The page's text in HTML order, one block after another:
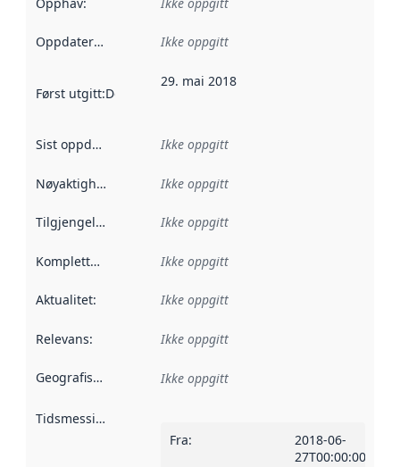
Oppdateringsfrekvens :
Ikke oppgitt
Først utgitt:Denne datoen sier når dataene i dette
29. mai 2018
Sist oppdatert Ikke oppgitt
Nøyaktighet Ikke oppgitt
Tilgjengelighet Ikke oppgitt
Kompletthet Ikke oppgitt
Aktualitet: Ikke oppgitt
Relevans: Ikke oppgitt
Geografisk avgrensning :
Ikke oppgitt
Tidsmessig avgrensning
Fra:
2018-06-
27T00:00:00Z